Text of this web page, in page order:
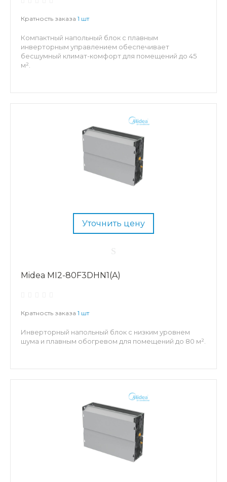
Кратность заказа 1 шт
Компактный напольный блок с плавным
инверторным управлением обеспечивает
бесшумный климат-комфорт для помещений до 45
м².
Уточнить цену
Midea MI2-80F3DHN1(A)
Кратность заказа 1 шт
Инверторный напольный блок с низким уровнем
шума и плавным обогревом для помещений до 80 м².